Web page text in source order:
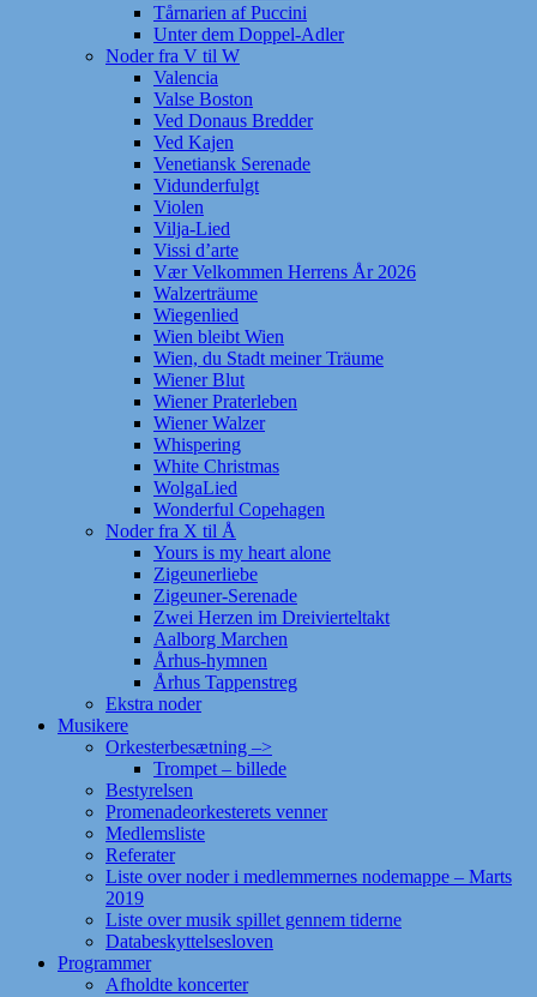
Tårnarien af Puccini
Unter dem Doppel-Adler
Noder fra V til W
Valencia
Valse Boston
Ved Donaus Bredder
Ved Kajen
Venetiansk Serenade
Vidunderfulgt
Violen
Vilja-Lied
Vissi d’arte
Vær Velkommen Herrens År 2026
Walzerträume
Wiegenlied
Wien bleibt Wien
Wien, du Stadt meiner Träume
Wiener Blut
Wiener Praterleben
Wiener Walzer
Whispering
White Christmas
WolgaLied
Wonderful Copehagen
Noder fra X til Å
Yours is my heart alone
Zigeunerliebe
Zigeuner-Serenade
Zwei Herzen im Dreivierteltakt
Aalborg Marchen
Århus-hymnen
Århus Tappenstreg
Ekstra noder
Musikere
Orkesterbesætning –>
Trompet – billede
Bestyrelsen
Promenadeorkesterets venner
Medlemsliste
Referater
Liste over noder i medlemmernes nodemappe – Marts
2019
Liste over musik spillet gennem tiderne
Databeskyttelsesloven
Programmer
Afholdte koncerter